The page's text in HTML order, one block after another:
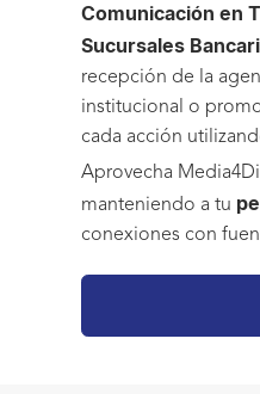
Comunicación en
Sucursales
recepción de la
institucional o
cada acción
Aprovecha
manteniendo a tu
conexiones con